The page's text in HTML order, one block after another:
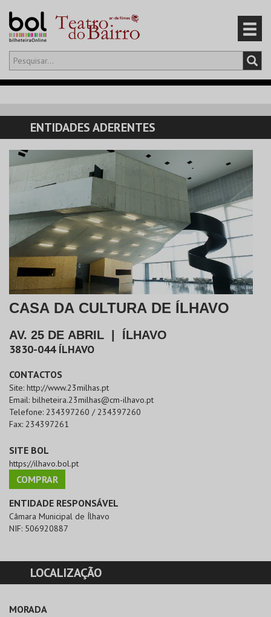
Olá,iniciar sessão
CARRINHO
EVENTOS
CARTÕES
PRODUTOS
ENTIDADES ADERENTES
CASA DA CULTURA DE ÍLHAVO
AV. 25 DE ABRIL | ÍLHAVO
3830-044 ÍLHAVO
CONTACTOS
Site: http://www.23milhas.pt
Email: bilheteira.23milhas@cm-ilhavo.pt
Telefone: 234397260 / 234397260
Fax: 234397261
SITE BOL
https://ilhavo.bol.pt
COMPRAR
ENTIDADE RESPONSÁVEL
Câmara Municipal de Ílhavo
NIF: 506920887
LOCALIZAÇÃO
MORADA